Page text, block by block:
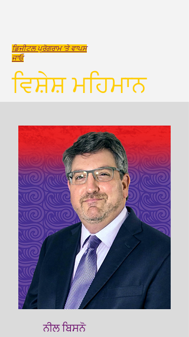
ਡਿਜੀਟਲ ਪ੍ਰੋਗਰਾਮ 'ਤੇ ਵਾਪਸ
ਜਾਓ
ਵਿਸ਼ੇਸ਼ ਮਹਿਮਾਨ
ਨੀਲ ਬਿਸਨੋ